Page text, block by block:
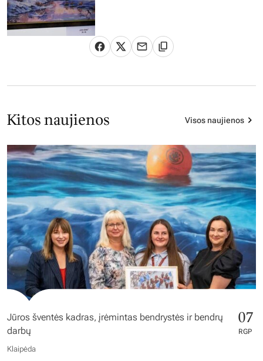
Kitos naujienos Visos naujienos
Jūros šventės kadras, įrėmintas bendrystės ir bendrų
darbų
07
RGP
Klaipėda